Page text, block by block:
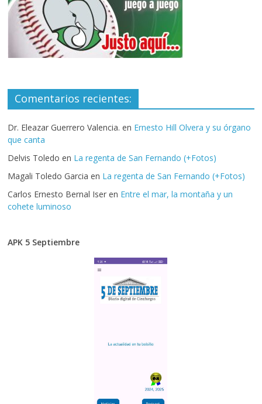
Comentarios recientes:
Dr. Eleazar Guerrero Valencia. en Ernesto Hill Olvera y su órgano
que canta
Delvis Toledo en La regenta de San Fernando (+Fotos)
Magali Toledo Garcia en La regenta de San Fernando (+Fotos)
Carlos Ernesto Bernal Iser en Entre el mar, la montaña y un
cohete luminoso
APK 5 Septiembre